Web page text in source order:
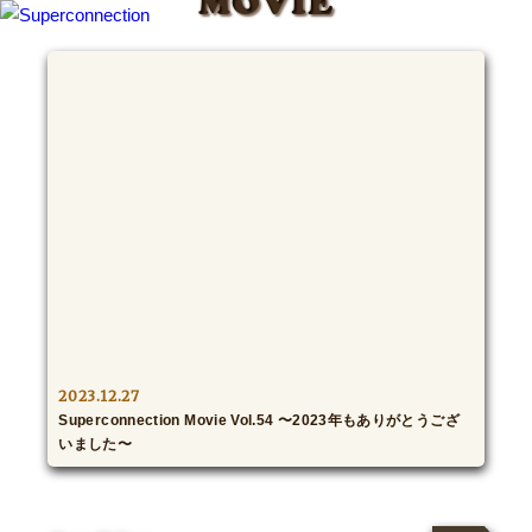
2023.12.27
Superconnection Movie Vol.54 〜2023年もありがとうござ
いました〜
We Spy!
SPECIAL